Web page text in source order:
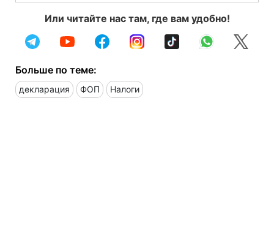
Или читайте нас там, где вам удобно!
Больше по теме:
декларация ФОП Налоги